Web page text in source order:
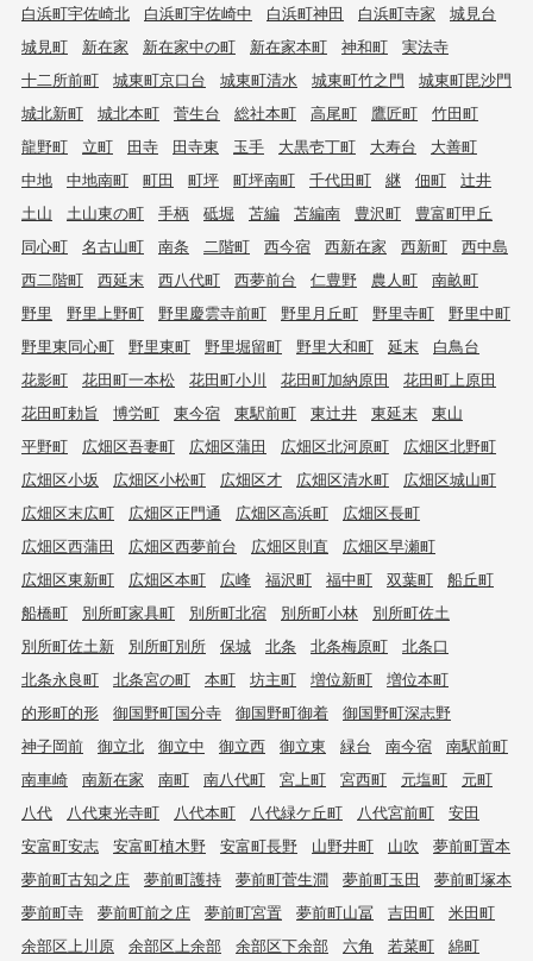
白浜町宇佐崎北
白浜町宇佐崎中 白浜町神田 白浜町寺家
城見台
城見町
新在家 新在家中の町 新在家本町 神和町
実法寺
十二所前町
城東町京口台 城東町清水 城東町竹之門
城東町毘沙門
城北新町
城北本町 菅生台 総社本町 高尾町 鷹匠町
竹田町
龍野町
立町 田寺 田寺東 玉手 大黒壱丁町 大寿台
大善町
中地
中地南町 町田 町坪 町坪南町 千代田町 継 佃町
辻井
土山
土山東の町 手柄 砥堀 苫編 苫編南 豊沢町
豊富町甲丘
同心町
名古山町 南条 二階町 西今宿 西新在家 西新町
西中島
西二階町
西延末 西八代町 西夢前台 仁豊野 農人町
南畝町
野里
野里上野町 野里慶雲寺前町 野里月丘町 野里寺町
野里中町
野里東同心町
野里東町 野里堀留町 野里大和町 延末
白鳥台
花影町
花田町一本松 花田町小川 花田町加納原田
花田町上原田
花田町勅旨
博労町 東今宿 東駅前町 東辻井 東延末
東山
平野町
広畑区吾妻町 広畑区蒲田 広畑区北河原町
広畑区北野町
広畑区小坂
広畑区小松町 広畑区才 広畑区清水町
広畑区城山町
広畑区末広町
広畑区正門通 広畑区高浜町
広畑区長町
広畑区西蒲田
広畑区西夢前台 広畑区則直
広畑区早瀬町
広畑区東新町
広畑区本町 広峰 福沢町 福中町 双葉町
船丘町
船橋町
別所町家具町 別所町北宿 別所町小林
別所町佐土
別所町佐土新
別所町別所 保城 北条 北条梅原町
北条口
北条永良町
北条宮の町 本町 坊主町 増位新町
増位本町
的形町的形
御国野町国分寺 御国野町御着
御国野町深志野
神子岡前
御立北 御立中 御立西 御立東 緑台 南今宿
南駅前町
南車崎
南新在家 南町 南八代町 宮上町 宮西町 元塩町
元町
八代
八代東光寺町 八代本町 八代緑ケ丘町 八代宮前町
安田
安富町安志
安富町植木野 安富町長野 山野井町 山吹
夢前町置本
夢前町古知之庄
夢前町護持 夢前町菅生澗 夢前町玉田
夢前町塚本
夢前町寺
夢前町前之庄 夢前町宮置 夢前町山冨 吉田町
米田町
余部区上川原
余部区上余部 余部区下余部 六角 若菜町 綿町